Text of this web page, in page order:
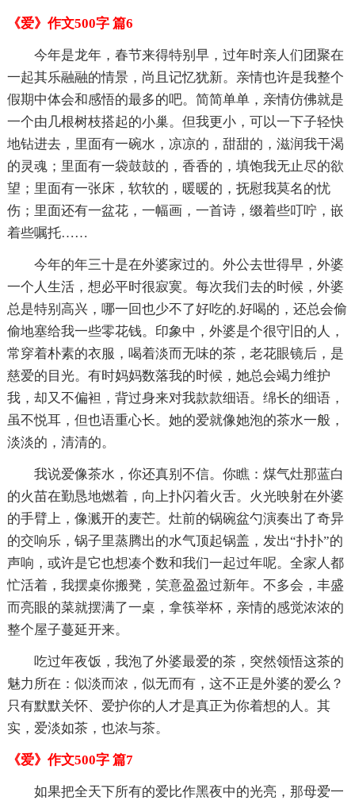
《爱》作文500字 篇6
今年是龙年，春节来得特别早，过年时亲人们团聚在
一起其乐融融的情景，尚且记忆犹新。亲情也许是我整个
假期中体会和感悟的最多的吧。简简单单，亲情仿佛就是
一个由几根树枝搭起的小巢。但我更小，可以一下子轻快
地钻进去，里面有一碗水，凉凉的，甜甜的，滋润我干渴
的灵魂；里面有一袋鼓鼓的，香香的，填饱我无止尽的欲
望；里面有一张床，软软的，暖暖的，抚慰我莫名的忧
伤；里面还有一盆花，一幅画，一首诗，缀着些叮咛，嵌
着些嘱托……
今年的年三十是在外婆家过的。外公去世得早，外婆
一个人生活，想必平时很寂寞。每次我们去的时候，外婆
总是特别高兴，哪一回也少不了好吃的.好喝的，还总会偷
偷地塞给我一些零花钱。印象中，外婆是个很守旧的人，
常穿着朴素的衣服，喝着淡而无味的茶，老花眼镜后，是
慈爱的目光。有时妈妈数落我的时候，她总会竭力维护
我，却又不偏袒，背过身来对我款款细语。绵长的细语，
虽不悦耳，但也语重心长。她的爱就像她泡的茶水一般，
淡淡的，清清的。
我说爱像茶水，你还真别不信。你瞧：煤气灶那蓝白
的火苗在勤恳地燃着，向上扑闪着火舌。火光映射在外婆
的手臂上，像溅开的麦芒。灶前的锅碗盆勺演奏出了奇异
的交响乐，锅子里蒸腾出的水气顶起锅盖，发出“扑扑”的
声响，或许是它也想凑个数和我们一起过年呢。全家人都
忙活着，我摆桌你搬凳，笑意盈盈过新年。不多会，丰盛
而亮眼的菜就摆满了一桌，拿筷举杯，亲情的感觉浓浓的
整个屋子蔓延开来。
吃过年夜饭，我泡了外婆最爱的茶，突然领悟这茶的
魅力所在：似淡而浓，似无而有，这不正是外婆的爱么？
只有默默关怀、爱护你的人才是真正为你着想的人。其
实，爱淡如茶，也浓与茶。
《爱》作文500字 篇7
如果把全天下所有的爱比作黑夜中的光亮，那母爱一